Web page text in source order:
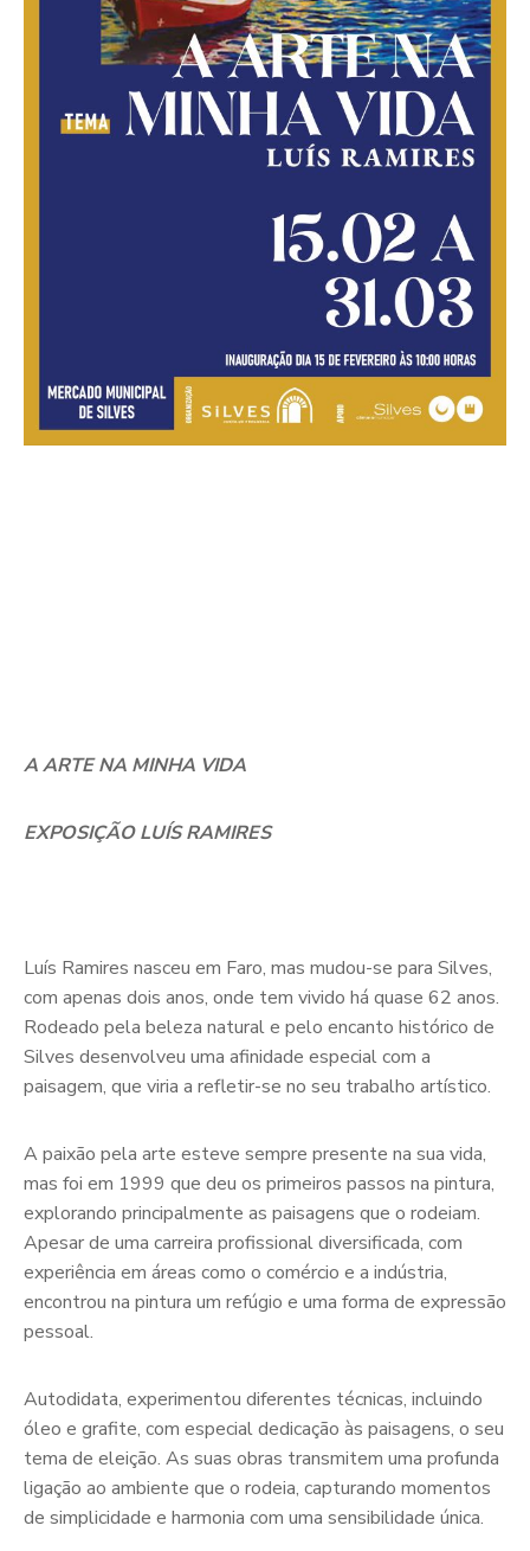
A ARTE NA MINHA VIDA
EXPOSIÇÃO LUÍS RAMIRES
Luís Ramires nasceu em Faro, mas mudou-se para Silves,
com apenas dois anos, onde tem vivido há quase 62 anos.
Rodeado pela beleza natural e pelo encanto histórico de
Silves desenvolveu uma afinidade especial com a
paisagem, que viria a refletir-se no seu trabalho artístico.
A paixão pela arte esteve sempre presente na sua vida,
mas foi em 1999 que deu os primeiros passos na pintura,
explorando principalmente as paisagens que o rodeiam.
Apesar de uma carreira profissional diversificada, com
experiência em áreas como o comércio e a indústria,
encontrou na pintura um refúgio e uma forma de expressão
pessoal.
Autodidata, experimentou diferentes técnicas, incluindo
óleo e grafite, com especial dedicação às paisagens, o seu
tema de eleição. As suas obras transmitem uma profunda
ligação ao ambiente que o rodeia, capturando momentos
de simplicidade e harmonia com uma sensibilidade única.